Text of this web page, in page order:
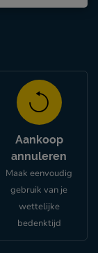
Aankoop
annuleren
Maak eenvoudig
gebruik van je
wettelijke
bedenktijd